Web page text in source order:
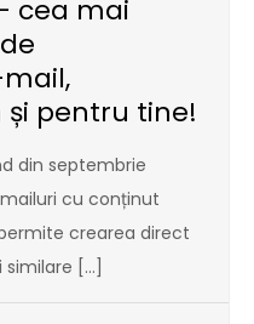
cea mai
pentru tine!
din septembrie
cu conținut
crearea direct
[…]